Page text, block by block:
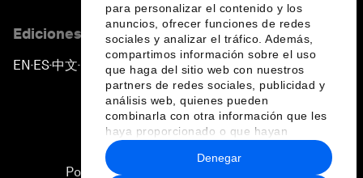
para personalizar el contenido y los
anuncios, ofrecer funciones de redes
sociales y analizar el tráfico. Además,
compartimos información sobre el uso
que haga del sitio web con nuestros
partners de redes sociales, publicidad y
análisis web, quienes pueden
combinarla con otra información que les
haya proporcionado o que hayan
recopilado a partir del uso que haya
hecho de sus servicios.
Denegar
Ediciones en otros idiomas
EN ▪ ES▪中文▪ 日本語
Política de privacidad y normas de uso